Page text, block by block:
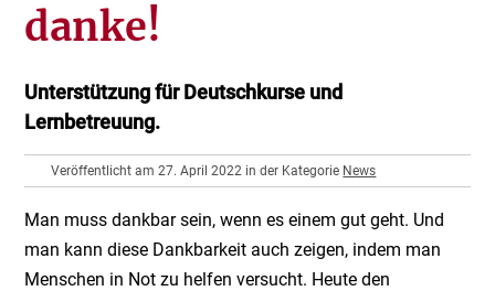
danke!
Unterstützung für Deutschkurse und
Lernbetreuung.
Veröffentlicht am 27. April 2022 in der Kategorie News
Man muss dankbar sein, wenn es einem gut geht. Und
man kann diese Dankbarkeit auch zeigen, indem man
Menschen in Not zu helfen versucht. Heute den